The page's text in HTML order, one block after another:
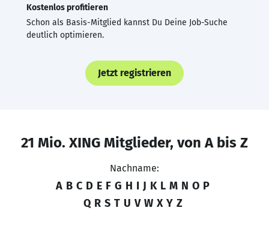
Kostenlos profitieren
Schon als Basis-Mitglied kannst Du Deine Job-Suche
deutlich optimieren.
Jetzt registrieren
21 Mio. XING Mitglieder, von A bis Z
Nachname:
A B C D E F G H I J K L M N O P
Q R S T U V W X Y Z